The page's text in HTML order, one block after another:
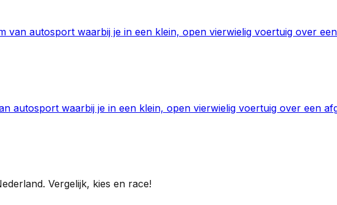
van autosport waarbij je in een klein, open vierwielig voertuig over
autosport waarbij je in een klein, open vierwielig voertuig over een
Vergelijk, kies en race!